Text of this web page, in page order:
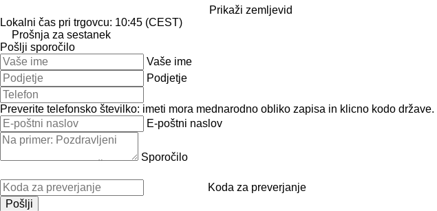
Prikaži zemljevid
Lokalni čas pri trgovcu: 10:45 (CEST)
Prošnja za sestanek
Pošlji sporočilo
Vaše ime
Podjetje
Preverite telefonsko številko: imeti mora mednarodno obliko zapisa in klicno kodo države.
E-poštni naslov
Sporočilo
Koda za preverjanje